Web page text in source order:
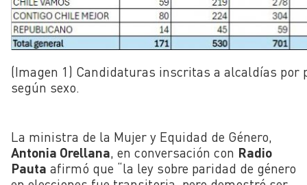
(Imagen 1) Candidaturas inscritas a alcaldías por
según sexo.
La ministra de la Mujer y Equidad de Género,
Antonia Orellana, en conversación con Radio
Pauta afirmó que “la ley sobre paridad de género